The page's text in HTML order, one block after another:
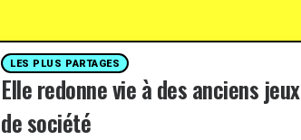
LES PLUS PARTAGES
Elle redonne vie à des anciens jeux
de société